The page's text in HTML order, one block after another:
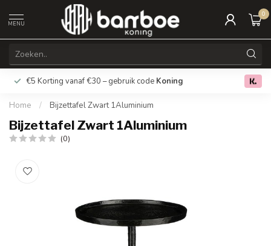
MENU
0
€5 Korting vanaf €30 – gebruik code Koning Gratis
Home / Bijzettafel Zwart 1Aluminium
Bijzettafel Zwart 1Aluminium
(0)